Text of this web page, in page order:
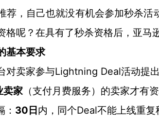
荐，自己也就没有机会参加秒杀
格呢？在具有了秒杀资格后，亚马
基本要求
对卖家参与Lightning Deal活动提
卖家 （支付月费服务）的卖家才有
： 30日 内，同个Deal不能上线重复